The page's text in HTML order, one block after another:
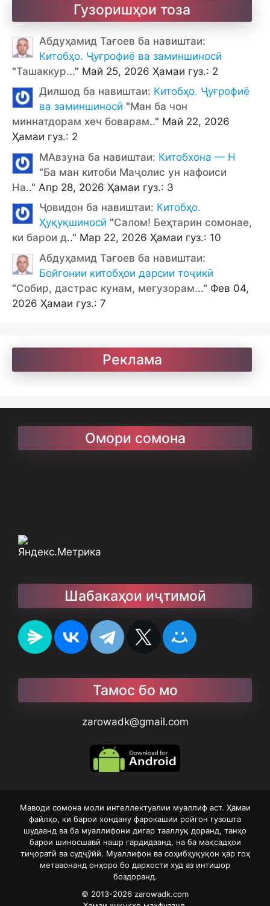
Гузоришҳои тоза
Абдуҳамид Тағоев ба навиштаи:
Китобҳо. Ҷуғрофиё ва заминшиносӣ
"Ташаккур..." Май 25, 2026 Ҳамаи гуз.: 2
Дилшод ба навиштаи: Китобҳо. Ҷуғрофиё
ва заминшиносӣ "Ман ба чон
миннатдорам хеч боварам.." Май 22, 2026
Ҳамаи гуз.: 2
МАвзуна ба навиштаи: Китобхона — Н
"Ба ман китоби Маҷолис ун нафоиси
На.." Апр 28, 2026 Ҳамаи гуз.: 3
Ҷовидон ба навиштаи: Китобҳо.
Ҳуқуқшиносӣ "Салом! Беҳтарин сомонае,
ки барои д.." Мар 22, 2026 Ҳамаи гуз.: 10
Абдуҳамид Тағоев ба навиштаи:
Бойгонии китобҳои дарсии тоҷикӣ
"Собир, дастрас кунам, мегузорам..." Фев 04,
2026 Ҳамаи гуз.: 7
Реклама
Омори сомона
Шабакаҳои иҷтимоӣ
Тамос бо мо
zarowadk@gmail.com
Маводи сомона моли интеллектуалии муаллиф аст. Ҳамаи
файлҳо, ки барои хондану фарокашии ройгон гузошта
шудаанд ва ба муаллифони дигар тааллуқ доранд, танҳо
барои шиносшавӣ нашр гардидаанд, на ба мақсадҳои
тиҷоратӣ ва судҷӯйӣ. Муаллифон ва соҳибҳуқуқон ҳар гоҳ
метавонанд онҳоро бо дархости худ аз интишор
боздоранд.
© 2013-2026 zarowadk.com